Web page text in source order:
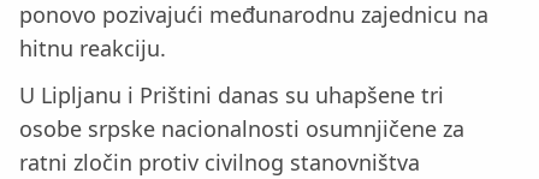
ponovo pozivajući međunarodnu zajednicu na
hitnu reakciju.
U Lipljanu i Prištini danas su uhapšene tri
osobe srpske nacionalnosti osumnjičene za
ratni zločin protiv civilnog stanovništva